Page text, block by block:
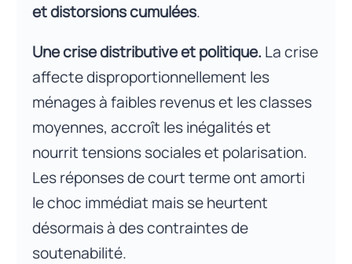
et distorsions cumulées.
Une crise distributive et politique. La crise
affecte disproportionnellement les
ménages à faibles revenus et les classes
moyennes, accroît les inégalités et
nourrit tensions sociales et polarisation.
Les réponses de court terme ont amorti
le choc immédiat mais se heurtent
désormais à des contraintes de
soutenabilité.